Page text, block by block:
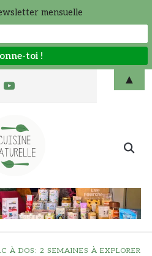
youtube
Search
À DOS: 2 SEMAINES À EXPLORER
mensuelle
▲